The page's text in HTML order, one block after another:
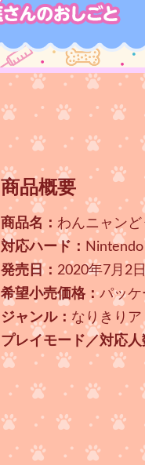
商品概要
商品名： わんニャン
対応ハード：
発売日： 2020年7月2
希望小売価格：パッ
ジャンル： なりきり
プレイモード／対応人
携帯モ
TVモー